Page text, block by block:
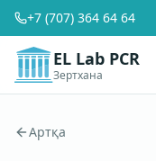
+7 (707) 364 64 64
EL Lab PCR
Зертхана
Артқа